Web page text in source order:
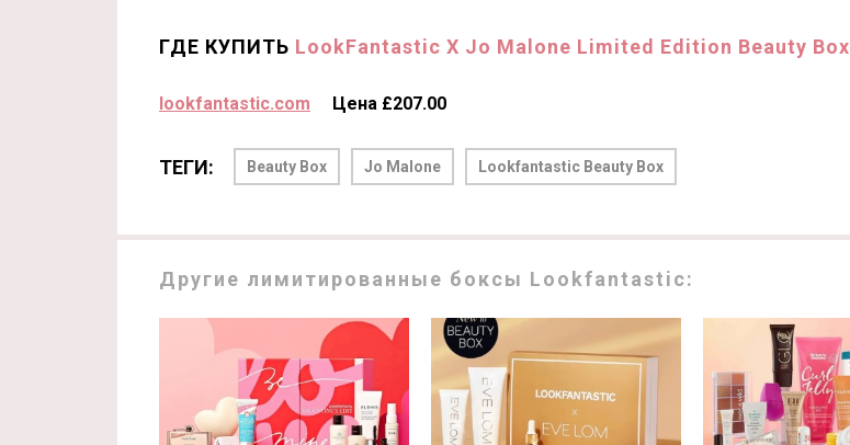
ГДЕ КУПИТЬ LookFantastic X Jo Malone Limited Edition Beauty Box
lookfantastic.com Цена £207.00
ТЕГИ: Beauty Box Jo Malone Lookfantastic Beauty Box
Другие лимитированные боксы Lookfantastic: